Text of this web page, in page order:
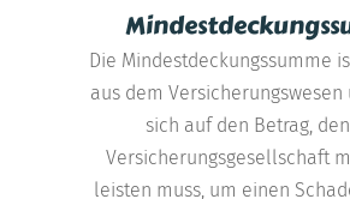
Die Mindestdeckungssumme
aus dem
sich auf den Betrag,
Versicherungsgesellschaft
leisten muss, um einen